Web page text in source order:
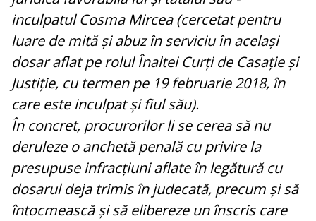
inculpatul Cosma Mircea (cercetat pentru
luare de mită și abuz în serviciu în același
dosar aflat pe rolul Înaltei Curți de Casație și
Justiție, cu termen pe 19 februarie 2018, în
care este inculpat și fiul său).
În concret, procurorilor li se cerea să nu
deruleze o anchetă penală cu privire la
presupuse infracțiuni aflate în legătură cu
dosarul deja trimis în judecată, precum și să
întocmească și să elibereze un înscris care